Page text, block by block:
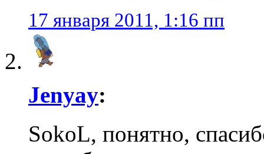
17 января 2011, 1:16 пп
Jenyay:
SokoL, понятно,